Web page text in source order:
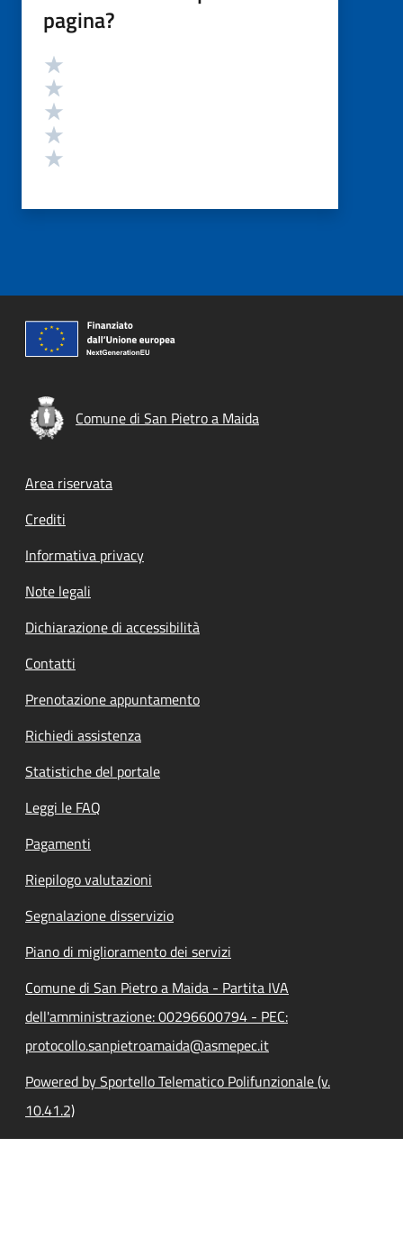
pagina?
Valutazione
Comune di San Pietro a Maida
Footer menu
Area riservata
Crediti
Informativa privacy
Note legali
Dichiarazione di accessibilità
Contatti
Prenotazione appuntamento
Richiedi assistenza
Statistiche del portale
Leggi le FAQ
Pagamenti
Riepilogo valutazioni
Segnalazione disservizio
Piano di miglioramento dei servizi
Comune di San Pietro a Maida - Partita IVA
dell'amministrazione: 00296600794 - PEC:
protocollo.sanpietroamaida@asmepec.it
Powered by Sportello Telematico Polifunzionale (v.
10.41.2)